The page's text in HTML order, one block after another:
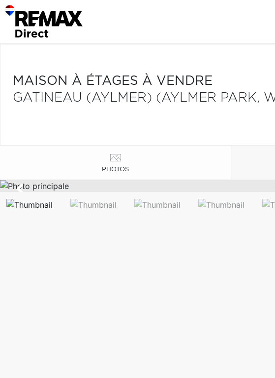
MAISON À ÉTAGES À VENDRE
GATINEAU (AYLMER) (AYLMER PARK,
PHOTOS